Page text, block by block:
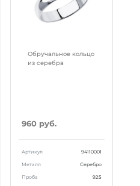
Обручальное кольцо
из серебра
960 руб.
Артикул 94110001
Металл Серебро
Проба 925